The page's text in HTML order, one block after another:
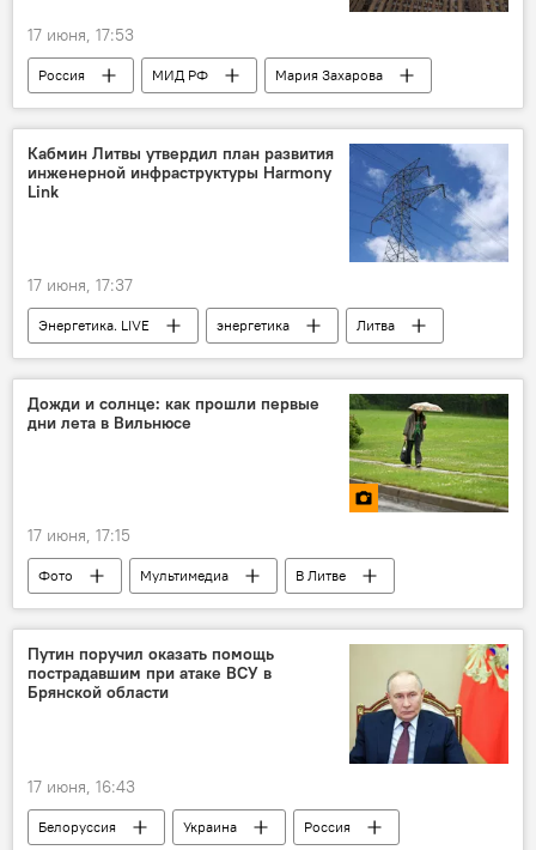
17 июня, 17:53
Россия МИД РФ
Мария Захарова
Политика
Общество
Белоруссия
Украина
ВСУ
общество
теракт
Кабмин Литвы утвердил план развития
инженерной инфраструктуры Harmony
Link
17 июня, 17:37
Энергетика. LIVE энергетика
Литва
Польша
В Литве
Экономика
линия электропередач
электроэнергия
электричество
Дожди и солнце: как прошли первые
дни лета в Вильнюсе
17 июня, 17:15
Фото Мультимедиа
В Литве
Литва
Путин поручил оказать помощь
пострадавшим при атаке ВСУ в
Брянской области
17 июня, 16:43
Белоруссия Украина Россия